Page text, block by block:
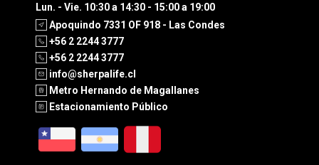
Lun. - Vie. 10:30 a 14:30 - 15:00 a 19:00
Apoquindo 7331 OF 918 - Las Condes
+56 2 2244 3777
+56 2 2244 3777
info@sherpalife.cl
Metro Hernando de Magallanes
Estacionamiento Público